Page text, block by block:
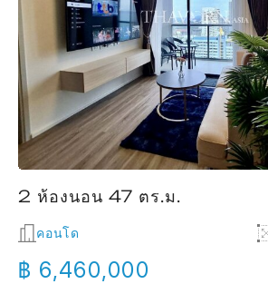
2 ห้องนอน 47 ตร.ม.
คอนโด
฿ 6,460,000